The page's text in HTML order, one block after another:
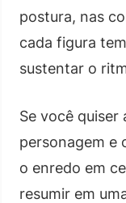
postura, nas
cada figura
sustentar o
Se você quiser
personagem e
o enredo em
resumir em